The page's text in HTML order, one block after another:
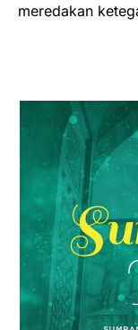
meredakan